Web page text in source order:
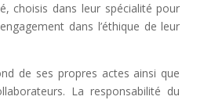
choisis dans leur spécialité pour
dans l’éthique de leur
de ses propres actes ainsi que
La responsabilité du